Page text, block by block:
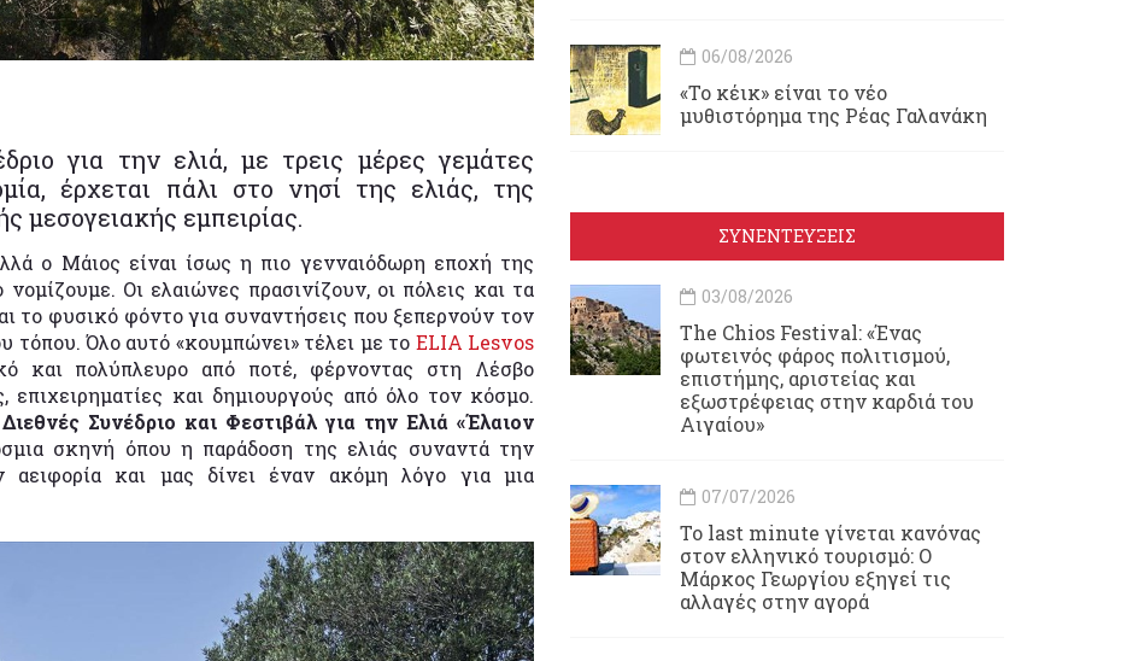
για την ελιά, με τρεις μέρες γεμάτες
έρχεται πάλι στο νησί της ελιάς, της
μεσογειακής εμπειρίας.
ο Μάιος είναι ίσως η πιο γενναιόδωρη εποχή της
Οι ελαιώνες πρασινίζουν, οι πόλεις και τα
το φυσικό φόντο για συναντήσεις που ξεπερνούν τον
τόπου. Όλο αυτό «κουμπώνει» τέλει με το ELIA Lesvos
και πολύπλευρο από ποτέ, φέρνοντας στη Λέσβο
επιχειρηματίες και δημιουργούς από όλο τον κόσμο.
Συνέδριο και Φεστιβάλ για την Ελιά «Έλαιον
σκηνή όπου η παράδοση της ελιάς συναντά την
αειφορία και μας δίνει έναν ακόμη λόγο για μια
06/08/2026
«Το κέικ» είναι το νέο
μυθιστόρημα της Ρέας Γαλανάκη
ΣΥΝΕΝΤΕΥΞΕΙΣ
03/08/2026
Τhe Chios Festival: «Ένας
φωτεινός φάρος πολιτισμού,
επιστήμης, αριστείας και
εξωστρέφειας στην καρδιά του
Αιγαίου»
07/07/2026
Το last minute γίνεται κανόνας
στον ελληνικό τουρισμό: Ο
Μάρκος Γεωργίου εξηγεί τις
αλλαγές στην αγορά